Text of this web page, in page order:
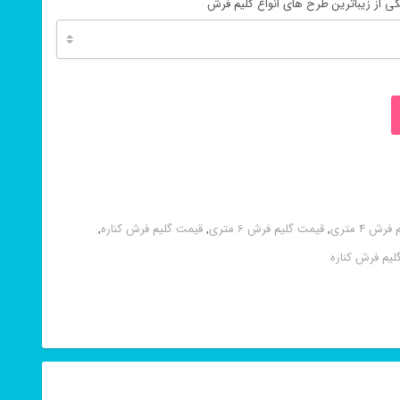
از زیباترین طرح های انواع گلیم فرش
4 متری ,قیمت گلیم فرش 6 متری ,قیمت گلیم فرش کناره,
فرش کناره